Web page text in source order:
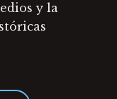
y la